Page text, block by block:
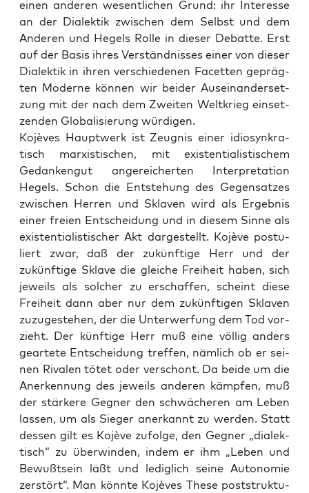
einen ande­ren wesent­li­chen Grund: ihr Inter­es­se
an der Dia­lek­tik zwi­schen dem Selbst und dem
Ande­ren und Hegels Rol­le in die­ser Debat­te. Erst
auf der Basis ihres Ver­ständ­nis­ses einer von die­ser
Dia­lek­tik in ihren ver­schie­de­nen Facet­ten gepräg­
ten Moder­ne kön­nen wir bei­der Aus­ein­an­der­set­
zung mit der nach dem Zwei­ten Welt­krieg ein­set­
zen­den Glo­ba­li­sie­rung würdigen.
Kojè­ves Haupt­werk ist Zeug­nis einer idio­syn­kra­
tisch mar­xis­ti­schen, mit exis­ten­tia­lis­ti­schem
Gedan­ken­gut ange­rei­cher­ten Inter­pre­ta­ti­on
Hegels. Schon die Ent­ste­hung des Gegen­sat­zes
zwi­schen Her­ren und Skla­ven wird als Ergeb­nis
einer frei­en Ent­schei­dung und in die­sem Sin­ne als
exis­ten­tia­lis­ti­scher Akt dar­ge­stellt. Kojè­ve pos­tu­
liert zwar, daß der zukünf­ti­ge Herr und der
zukünf­ti­ge Skla­ve die glei­che Frei­heit haben, sich
jeweils als sol­cher zu erschaf­fen, scheint die­se
Frei­heit dann aber nur dem zukünf­ti­gen Skla­ven
zuzu­ge­ste­hen, der die Unter­wer­fung dem Tod vor­
zieht. Der künf­ti­ge Herr muß eine völ­lig anders
gear­te­te Ent­schei­dung tref­fen, näm­lich ob er sei­
nen Riva­len tötet oder ver­schont. Da bei­de um die
Aner­ken­nung des jeweils ande­ren kämp­fen, muß
der stär­ke­re Geg­ner den schwä­che­ren am Leben
las­sen, um als Sie­ger aner­kannt zu wer­den. Statt
des­sen gilt es Kojè­ve zufol­ge, den Geg­ner „dia­lek­
tisch“ zu über­win­den, indem er ihm „Leben und
Bewußt­sein läßt und ledig­lich sei­ne Auto­no­mie
zer­stört“. Man könn­te Kojè­ves The­se post­struk­tu­